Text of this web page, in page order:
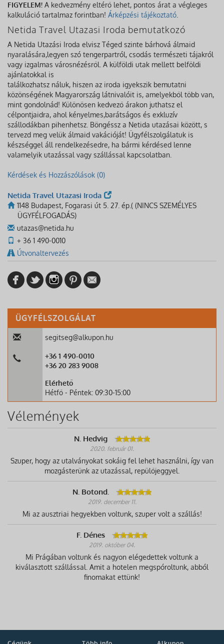
FIGYELEM! A kedvezmény eltérő lehet, pontos árat a végleges
kalkuláció tartalmaz forintban! Árképzési tájékoztató
Netida Travel Utazasi Iroda bemutatkozó
A Netida Utazási Iroda elvisz Téged szinte bárhová álmaid
nyaralására,legyen szó tengerpartról, csodás természeti tájakról
vagy izgalmas városnézésről. A külföldi utak mellett belföldi
ajánlatokkal is
találkozhatsz náluk, hiszen az iroda igyekszik bemutatni
közönségének Magyarország látnivalóit is, amelyekből több van,
mint gondolnád! Különösen kedvező árakon juthatsz el
célpontjaidra, ahol kényelmes,barátságos és exkluzív
szállodákban pihenhetsz. Böngéssz a Netida utazásai között, s
tervezd meg velük álmaid vakációját! Ügyfélszolgálatuk is
készséggel áll rendelkezésedre, ha bármi kérdésed lenne
valamelyik utazással vagy szállással kapcsolatban.
Kérdések és Hozzászólások (0)
Netida Travel Utazasi Iroda
1148 Budapest, Fogarasi út 5. 27. ép.( (NINCS SZEMÉLYES
ÜGYFÉLFOGADÁS)
utazas@netida.hu
+ 36 1 490-0010
Útvonaltervezés
ÜGYFÉLSZOLGÁLAT
segitseg@alkupon.hu
+36 1 490-0010
+36 20 283 9008
Elérhető
Hétfő - Péntek: 09:30-15:00
Vélemények
N. Hedvig
2020. február 01.
Szuper, hogy az utalványokat sokáig fel lehet használni, így van
mozgásterünk az utazással, repülőjeggyel.
N. Botond.
2019. december 11.
Mi az ausztriai hegyekben voltunk, szuper volt a szállás!
F. Dénes
2019. október 04.
Mi Prágában voltunk és nagyon elégedettek voltunk a
kiválasztott szállással. Amit a hotelen megspóroltunk, abból
finomakat ettünk!